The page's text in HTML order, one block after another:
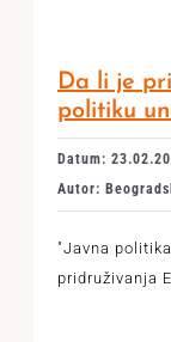
Da li je
politiku
Datum:
Autor:
"Javna
pridruživanja